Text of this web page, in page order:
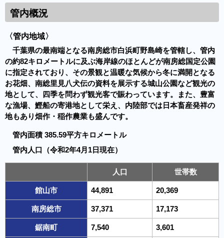
管内概況
〈管内地域〉
千葉県の最南端となる南房総市白浜町野島崎を管轄し、管内
の約82キロメートルに及ぶ海岸線のほとんどが南房総国定公園
に指定されており、その景観と温暖な気候から冬に満開となる
お花畑、南総里見八犬伝の資料を展示する城山公園など観光の
地として、四季を問わず観光客で賑わっています。また、豊富
な漁場、鰹船の寄港地として栄え、内陸部では日本畜産発祥の
地もあり畑作・稲作農業も盛んです。
管内面積 385.59平方キロメートル
管内人口（令和2年4月1日現在）
人口 世帯数
館山市 44,891 20,369
南房総市 37,371 17,173
鋸南町 7,540 3,601